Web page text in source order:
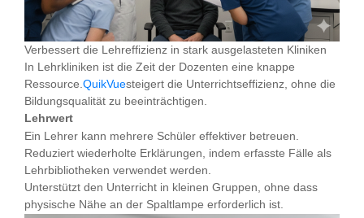
Verbessert die Lehreffizienz in stark ausgelasteten Kliniken
In Lehrkliniken ist die Zeit der Dozenten eine knappe
Ressource. QuikVuesteigert die Unterrichtseffizienz, ohne die
Bildungsqualität zu beeinträchtigen.
Lehrwert
Ein Lehrer kann mehrere Schüler effektiver betreuen.
Reduziert wiederholte Erklärungen, indem erfasste Fälle als
Lehrbibliotheken verwendet werden.
Unterstützt den Unterricht in kleinen Gruppen, ohne dass
physische Nähe an der Spaltlampe erforderlich ist.